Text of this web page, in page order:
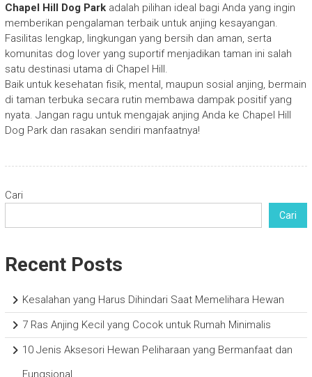
Chapel Hill Dog Parkadalah pilihan ideal bagi Anda yang ingin
memberikan pengalaman terbaik untuk anjing kesayangan.
Fasilitas lengkap, lingkungan yang bersih dan aman, serta
komunitas dog lover yang suportif menjadikan taman ini salah
satu destinasi utama di Chapel Hill.
Baik untuk kesehatan fisik, mental, maupun sosial anjing, bermain
di taman terbuka secara rutin membawa dampak positif yang
nyata. Jangan ragu untuk mengajak anjing Anda ke Chapel Hill
Dog Park dan rasakan sendiri manfaatnya!
Cari
Cari
Recent Posts
Kesalahan yang Harus Dihindari Saat Memelihara Hewan
7 Ras Anjing Kecil yang Cocok untuk Rumah Minimalis
10 Jenis Aksesori Hewan Peliharaan yang Bermanfaat dan